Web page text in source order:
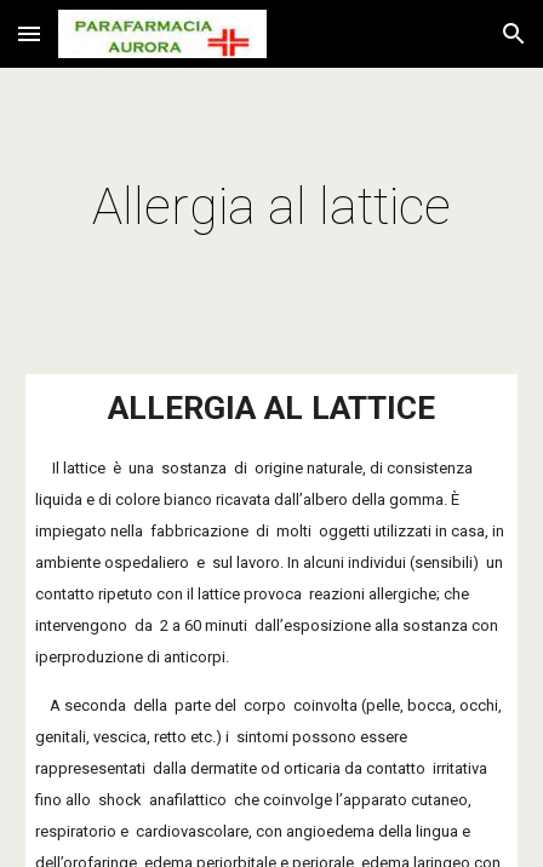
Skip to main content Skip to navigation
Allergia al lattice
ALLERGIA AL LATTICE
Il lattice è una sostanza di origine naturale, di consistenza
liquida e di colore bianco ricavata dall’albero della gomma. È
impiegato nella fabbricazione di molti oggetti utilizzati in casa, in
ambiente ospedaliero e sul lavoro. In alcuni individui (sensibili) un
contatto ripetuto con il lattice provoca reazioni allergiche; che
intervengono da 2 a 60 minuti dall’esposizione alla sostanza con
iperproduzione di anticorpi.
A seconda della parte del corpo coinvolta (pelle, bocca, occhi,
genitali, vescica, retto etc.) i sintomi possono essere
rappresesentati dalla dermatite od orticaria da contatto irritativa
fino allo shock anafilattico che coinvolge l’apparato cutaneo,
respiratorio e cardiovascolare, con angioedema della lingua e
dell’orofaringe, edema periorbitale e periorale, edema laringeo con